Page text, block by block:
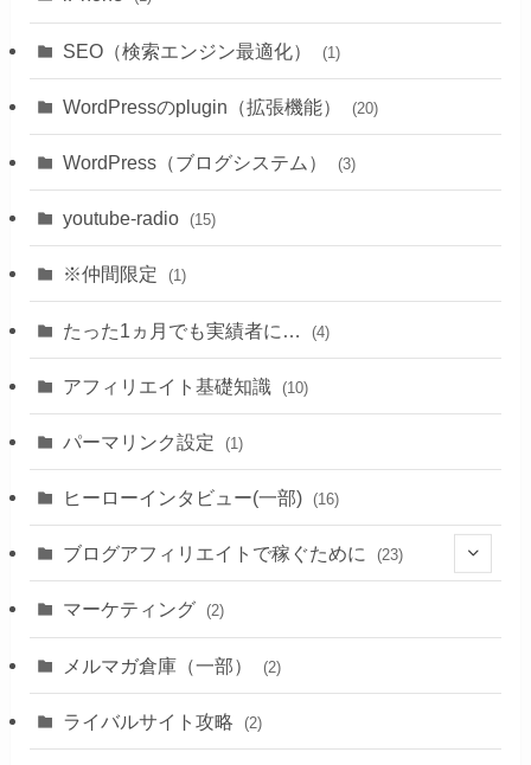
SEO（検索エンジン最適化） (1)
WordPressのplugin（拡張機能） (20)
WordPress（ブログシステム） (3)
youtube-radio (15)
※仲間限定 (1)
たった1ヵ月でも実績者に… (4)
アフィリエイト基礎知識 (10)
パーマリンク設定 (1)
ヒーローインタビュー(一部) (16)
ブログアフィリエイトで稼ぐために (23)
(1)
マーケティング (2)
メルマガ倉庫（一部） (2)
ライバルサイト攻略 (2)